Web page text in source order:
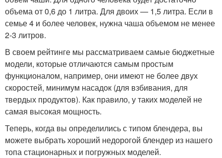
объема от 0,6 до 1 литра. Для двоих — 1,5 литра. Если в
семье 4 и более человек, нужна чаша объемом не менее
2-3 литров.
В своем рейтинге мы рассматриваем самые бюджетные
модели, которые отличаются самым простым
функционалом, например, они имеют не более двух
скоростей, минимум насадок (для взбивания, для
твердых продуктов). Как правило, у таких моделей не
самая высокая мощность.
Теперь, когда вы определились с типом блендера, вы
можете выбрать хороший недорогой блендер из нашего
топа стационарных и погружных моделей.